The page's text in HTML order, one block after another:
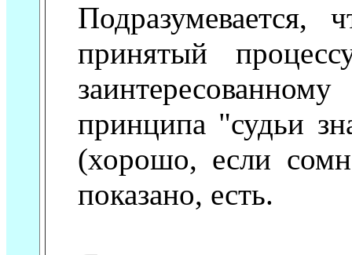
принятый
принципа "судьи
(хорошо, если
показано, есть.